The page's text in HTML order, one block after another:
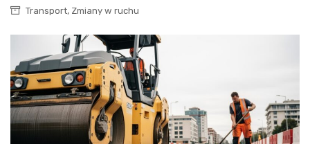
Transport, Zmiany w ruchu